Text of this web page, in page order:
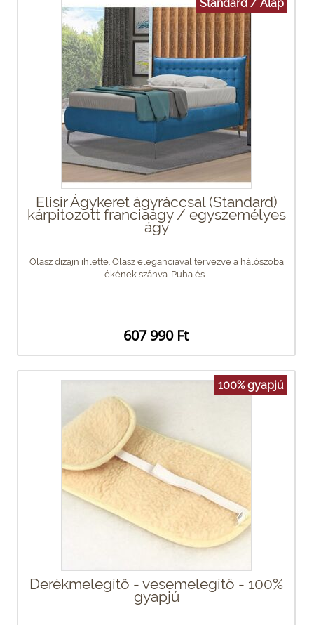
Standard / Alap
Elisir Ágykeret ágyráccsal (Standard)
kárpitozott franciaágy / egyszemélyes
ágy
Olasz dizájn ihlette. Olasz eleganciával tervezve a hálószoba
ékének szánva. Puha és...
607 990 Ft
100% gyapjú
Derékmelegítő - vesemelegítő - 100%
gyapjú